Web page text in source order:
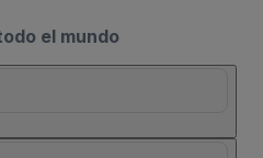
el mundo